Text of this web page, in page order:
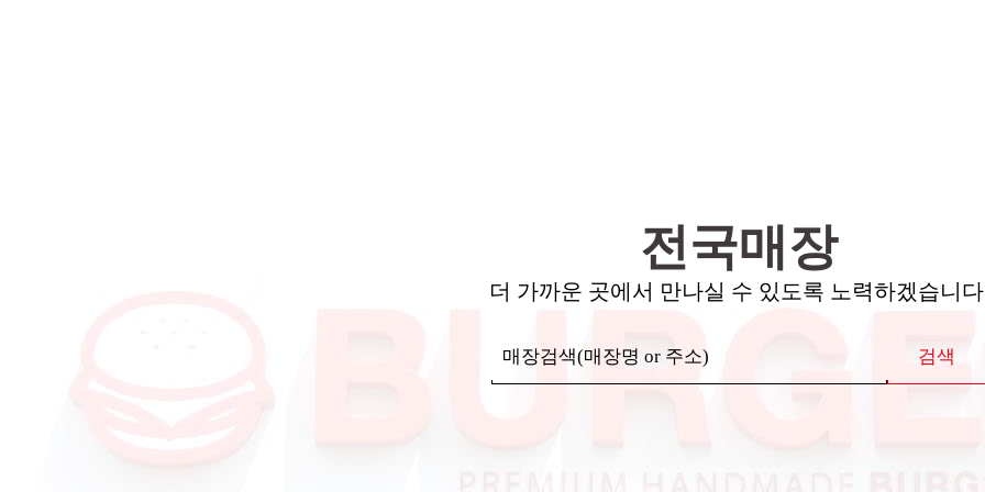
전국매장
더 가까운 곳에서 만나실 수 있도록 노력하겠습니
검색